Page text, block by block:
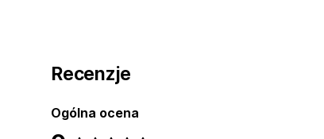
Recenzje
Ogólna ocena